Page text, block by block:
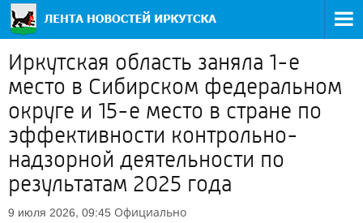
Иркутская область заняла 1-е
место в Сибирском федеральном
округе и 15-е место в стране по
эффективности контрольно-
надзорной деятельности по
результатам 2025 года
9 июля 2026, 09:45 Официально